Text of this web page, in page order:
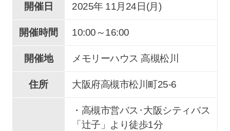
開催日 2025年 11月 24日(月)
開催時間 10:00～16:00
開催地 メモリーハウス 高槻松川
住所 大阪府高槻市松川町25-6
・高槻市営バス･大阪シティバス
「辻子」より徒歩1分